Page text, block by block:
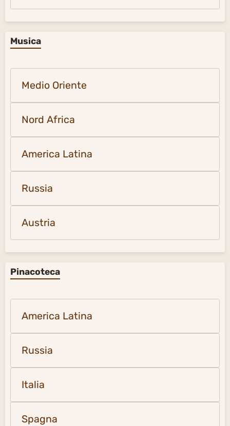
Musica
Medio Oriente
Nord Africa
America Latina
Russia
Austria
Pinacoteca
America Latina
Russia
Italia
Spagna